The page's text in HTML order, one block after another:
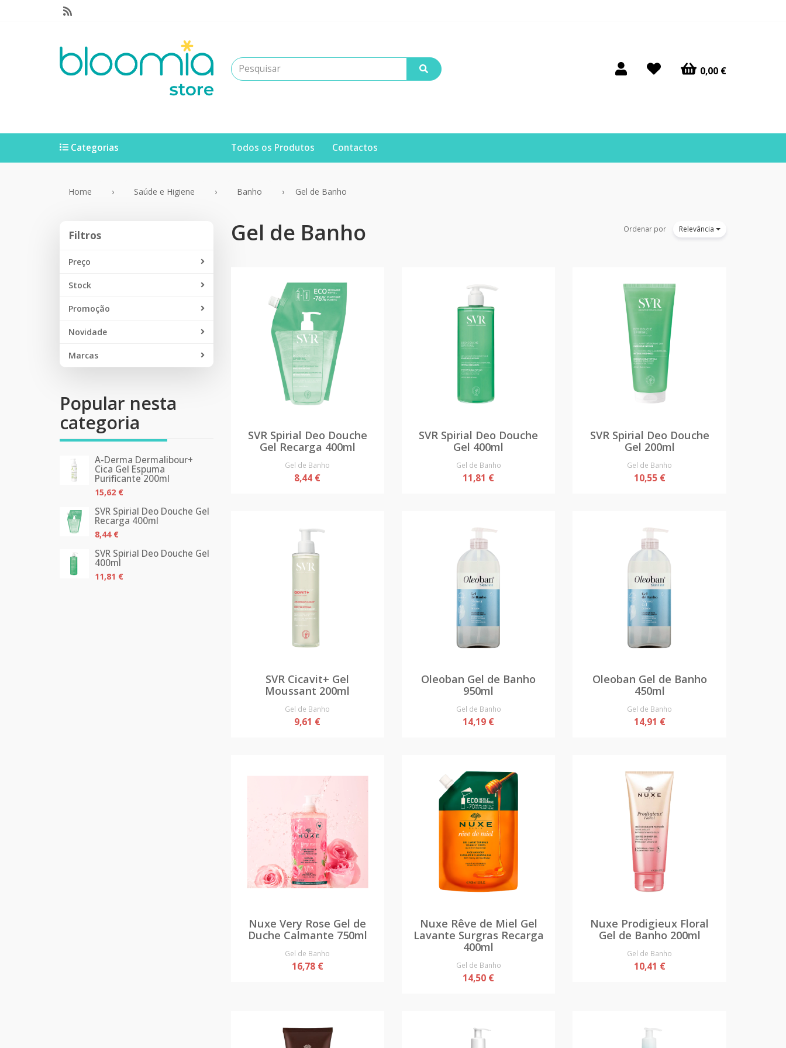
0,00 €
Todos os Produtos Contactos
Categorias
Home Saúde e Higiene Banho Gel de Banho
Filtros
Preço
Stock
Promoção
Novidade
Marcas
Popular nesta
categoria
A-Derma Dermalibour+
Cica Gel Espuma
Purificante 200ml
15,62 €
SVR Spirial Deo Douche Gel
Recarga 400ml
8,44 €
SVR Spirial Deo Douche Gel
400ml
11,81 €
Gel de Banho Ordenar por Relevância
SVR Spirial Deo Douche
Gel Recarga 400ml
Gel de Banho
8,44 €
SVR Spirial Deo Douche
Gel 400ml
Gel de Banho
11,81 €
SVR Spirial Deo Douche
Gel 200ml
Gel de Banho
10,55 €
SVR Cicavit+ Gel
Moussant 200ml
Gel de Banho
9,61 €
Oleoban Gel de Banho
950ml
Gel de Banho
14,19 €
Oleoban Gel de Banho
450ml
Gel de Banho
14,91 €
Nuxe Very Rose Gel de
Duche Calmante 750ml
Gel de Banho
16,78 €
Nuxe Rêve de Miel Gel
Lavante Surgras Recarga
400ml
Gel de Banho
14,50 €
Nuxe Prodigieux Floral
Gel de Banho 200ml
Gel de Banho
10,41 €